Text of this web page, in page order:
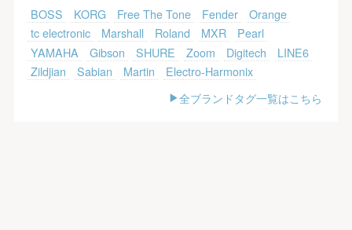
BOSS KORG Free The Tone Fender
Orange
tc electronic
Marshall Roland MXR
Pearl
YAMAHA
Gibson SHURE Zoom Digitech
LINE6
Zildjian
Sabian Martin
Electro-Harmonix
全ブランドタグ一覧はこちら